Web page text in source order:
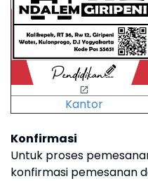
Kantor
Konfirmasi
Untuk proses
konfirmasi pemesanan